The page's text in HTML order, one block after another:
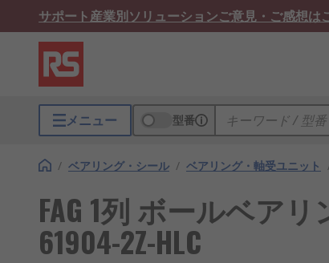
サポート産業別ソリューションご意見・ご感想は
メニュー 型番
/ ベアリング・シール / ベアリング・軸受ユニット
FAG 1列 ボールベア
61904-2Z-HLC